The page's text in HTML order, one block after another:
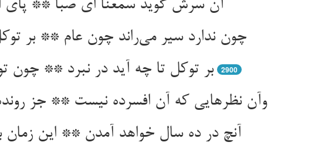
آن سرش گوید سمعنا ای صبا ** پای
چون ندارد سیر می‌راند چون عام ** بر
بر توکل تا چه آید در نبرد ** چون
2900
وآن نظرهایی که آن افسرده نیست ** جز
آنچ در ده سال خواهد آمدن ** این